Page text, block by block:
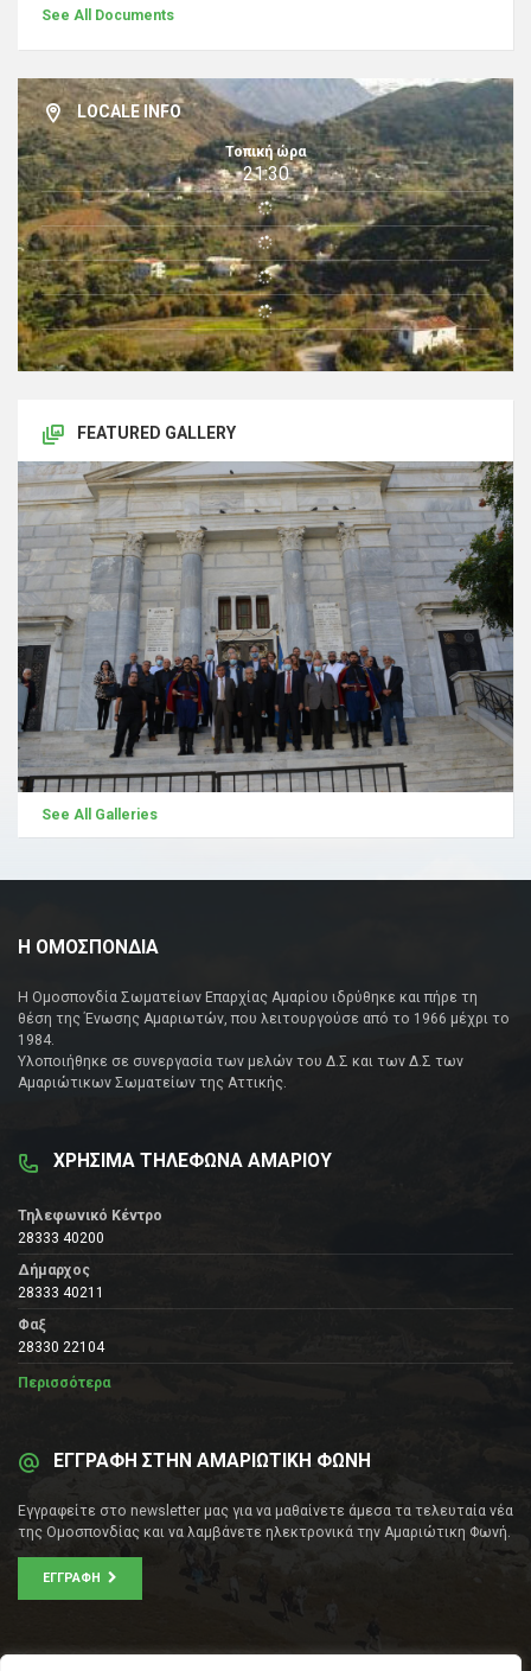
See All Documents
LOCALE INFO
Τοπική ώρα
21:30
FEATURED GALLERY
See All Galleries
Η ΟΜΟΣΠΟΝΔΙΑ
Η Ομοσπονδία Σωματείων Επαρχίας Αμαρίου ιδρύθηκε και πήρε τη
θέση της Ένωσης Αμαριωτών, που λειτουργούσε από το 1966 μέχρι το
1984.
Υλοποιήθηκε σε συνεργασία των μελών του Δ.Σ και των Δ.Σ των
Αμαριώτικων Σωματείων της Αττικής.
ΧΡΗΣΙΜΑ ΤΗΛΕΦΩΝΑ ΑΜΑΡΙΟΥ
Τηλεφωνικό Κέντρο
28333 40200
Δήμαρχος
28333 40211
Φαξ
28330 22104
Περισσότερα
ΕΓΓΡΑΦΗ ΣΤΗΝ ΑΜΑΡΙΩΤΙΚΗ ΦΩΝΗ
Εγγραφείτε στο newsletter μας για να μαθαίνετε άμεσα τα τελευταία νέα
της Ομοσπονδίας και να λαμβάνετε ηλεκτρονικά την Αμαριώτικη Φωνή.
ΕΓΓΡΑΦΉ